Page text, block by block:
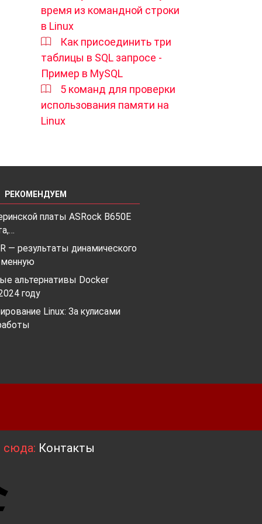
время из командной строки
в Linux
Как присоединить три
таблицы в SQL запросе -
Пример в MySQL
5 команд для проверки
использования памяти на
Linux
РЕКОМЕНДУЕМ
платы ASRock B650E
— результаты динамического
альтернативы Docker
году
Linux: За кулисами
сюда: Контакты